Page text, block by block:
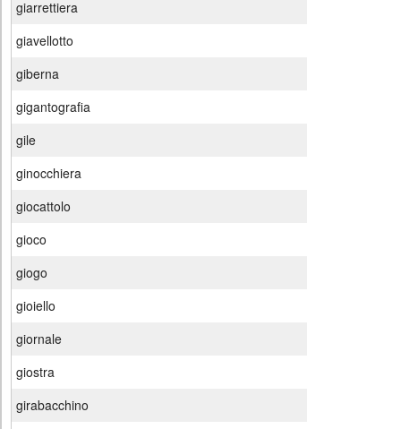
giarrettiera
giavellotto
giberna
gigantografia
gile
ginocchiera
giocattolo
gioco
giogo
gioiello
giornale
giostra
girabacchino